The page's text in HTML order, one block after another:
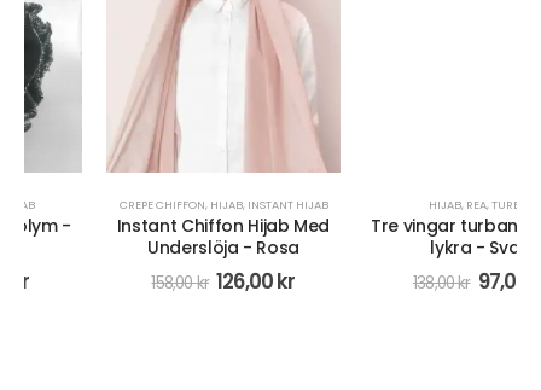
CREPE CHIFFON,HIJAB,INSTANT HIJAB
Instant Chiffon Hijab Med
Underslöja - Rosa
126,00kr
TURBAN
Tre vingar turban-hijab av
lykra - Svart
97,00kr